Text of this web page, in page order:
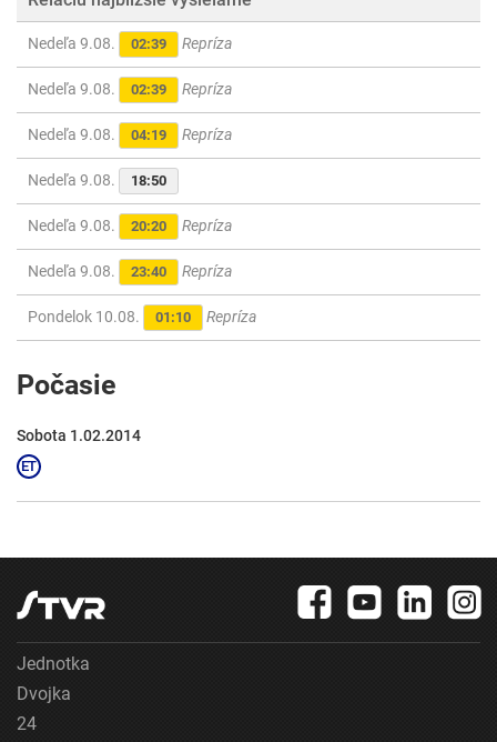
Nedeľa 9.08. 02:39 Repríza
Nedeľa 9.08. 02:39 Repríza
Nedeľa 9.08. 04:19 Repríza
Nedeľa 9.08. 18:50
Nedeľa 9.08. 20:20 Repríza
Nedeľa 9.08. 23:40 Repríza
Pondelok 10.08. 01:10 Repríza
Počasie
Sobota 1.02.2014
Jednotka
Dvojka
24